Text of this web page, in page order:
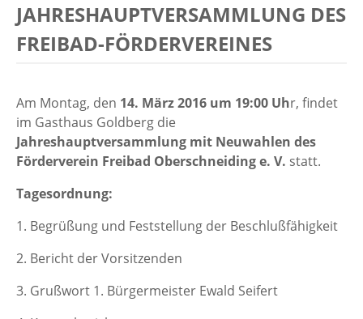
JAHRESHAUPTVERSAMMLUNG DES
FREIBAD-FÖRDERVEREINES
Am Montag, den 14. März 2016 um 19:00 Uhr, findet
im Gasthaus Goldberg die
Jahreshauptversammlung mit Neuwahlen des
Förderverein Freibad Oberschneiding e. V. statt.
Tagesordnung:
1. Begrüßung und Feststellung der Beschlußfähigkeit
2. Bericht der Vorsitzenden
3. Grußwort 1. Bürgermeister Ewald Seifert